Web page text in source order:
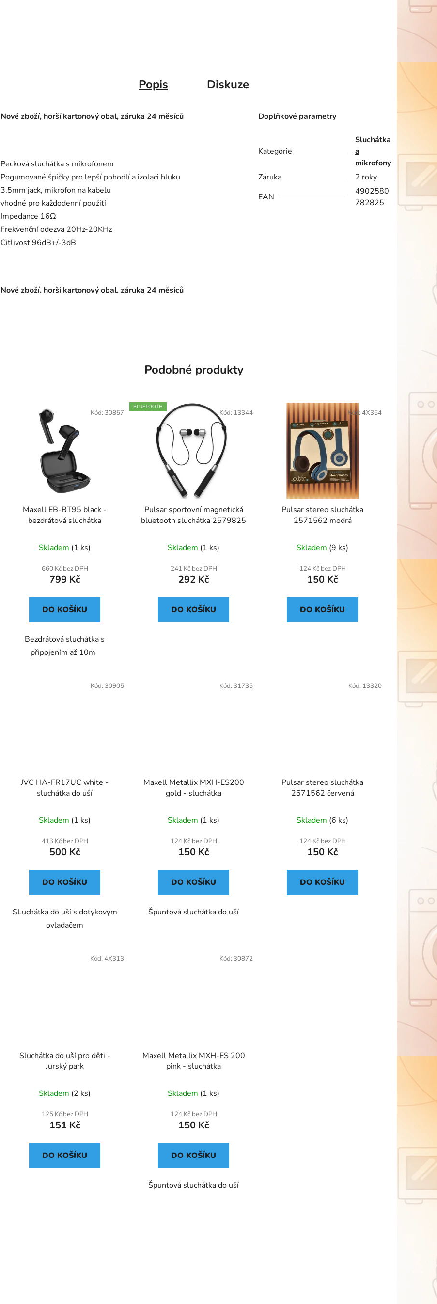
Popis Diskuze
Nové zboží, horší kartonový obal, záruka 24 měsíců
Pecková sluchátka s mikrofonem
Pogumované špičky pro lepší pohodlí a izolaci hluku
3,5mm jack, mikrofon na kabelu
vhodné pro každodenní použití
Impedance 16Ω
Frekvenční odezva 20Hz-20KHz
Citlivost 96dB+/-3dB
Nové zboží, horší kartonový obal, záruka 24 měsíců
Doplňkové parametry
Kategorie
Sluchátka
a
mikrofony
Záruka
2 roky
EAN
4902580
782825
Podobné produkty
Maxell EB-BT95 black -
bezdrátová sluchátka
Skladem (1 ks)
660 Kč bez DPH
799 Kč
DO KOŠÍKU
Bezdrátová sluchátka s
připojením až 10m
Kód: 30857
BLUETOOTH
Pulsar sportovní magnetická
bluetooth sluchátka 2579825
Skladem (1 ks)
241 Kč bez DPH
292 Kč
DO KOŠÍKU
Kód: 13344
Pulsar stereo sluchátka
2571562 modrá
Skladem (9 ks)
124 Kč bez DPH
150 Kč
DO KOŠÍKU
Kód: 4X354
JVC HA-FR17UC white -
sluchátka do uší
Skladem (1 ks)
413 Kč bez DPH
500 Kč
DO KOŠÍKU
SLuchátka do uší s dotykovým
ovladačem
Kód: 30905
Maxell Metallix MXH-ES200
gold - sluchátka
Skladem (1 ks)
124 Kč bez DPH
150 Kč
DO KOŠÍKU
Špuntová sluchátka do uší
Kód: 31735
Pulsar stereo sluchátka
2571562 červená
Skladem (6 ks)
124 Kč bez DPH
150 Kč
DO KOŠÍKU
Kód: 13320
Sluchátka do uší pro děti -
Jurský park
Skladem (2 ks)
125 Kč bez DPH
151 Kč
DO KOŠÍKU
Kód: 4X313
Maxell Metallix MXH-ES 200
pink - sluchátka
Skladem (1 ks)
124 Kč bez DPH
150 Kč
DO KOŠÍKU
Špuntová sluchátka do uší
Kód: 30872